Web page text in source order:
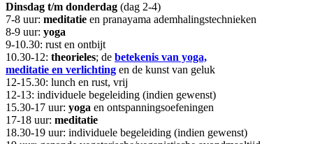
Dinsdag t/m donderdag (dag 2-4)
7-8 uur: meditatie en pranayama ademhalingstechnieken
8-9 uur: yoga
9-10.30: rust en ontbijt
10.30-12: theorieles; de betekenis van yoga,
meditatie en verlichting en de kunst van geluk
12-15.30: lunch en rust, vrij
12-13: individuele begeleiding (indien gewenst)
15.30-17 uur: yoga en ontspanningsoefeningen
17-18 uur: meditatie
18.30-19 uur: individuele begeleiding (indien gewenst)